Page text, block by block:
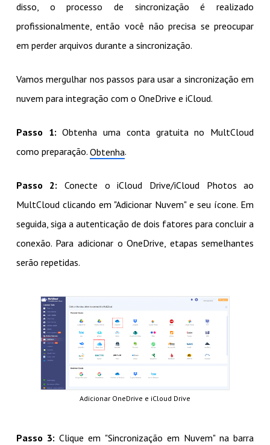
disso, o processo de sincronização é realizado
profissionalmente, então você não precisa se preocupar
em perder arquivos durante a sincronização.
Vamos mergulhar nos passos para usar a sincronização em
nuvem para integração com o OneDrive e iCloud.
Passo 1: Obtenha uma conta gratuita no MultCloud
como preparação. Obtenha.
Passo 2: Conecte o iCloud Drive/iCloud Photos ao
MultCloud clicando em "Adicionar Nuvem" e seu ícone. Em
seguida, siga a autenticação de dois fatores para concluir a
conexão. Para adicionar o OneDrive, etapas semelhantes
serão repetidas.
Adicionar OneDrive e iCloud Drive
Passo 3: Clique em "Sincronização em Nuvem" na barra